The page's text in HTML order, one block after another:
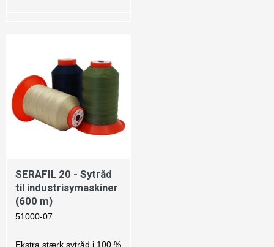
SERAFIL 20 - Sytråd
til industrisymaskiner
(600 m)
51000-07
Ekstra stærk sytråd i 100 %